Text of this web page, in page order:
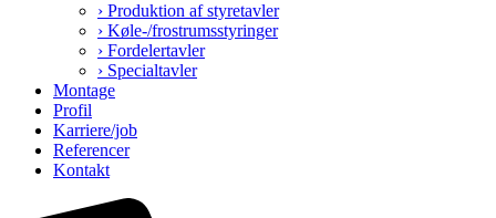
› Produktion af styretavler
› Køle-/frostrumsstyringer
› Fordelertavler
› Specialtavler
Montage
Profil
Karriere/job
Referencer
Kontakt